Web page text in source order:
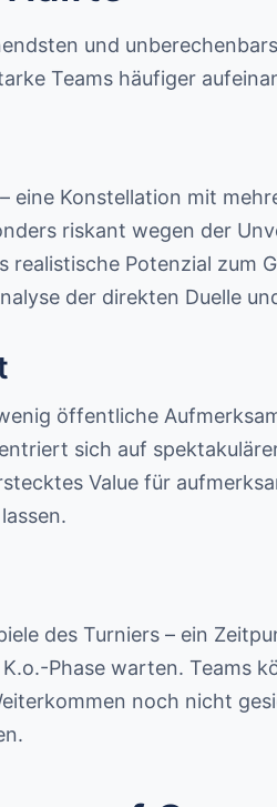
und
Teams häufiger
Konstellation mit
riskant wegen der
Potenzial zum
der direkten Duelle
öffentliche
sich auf
Value für
des Turniers – ein
Phase warten. Teams
noch nicht